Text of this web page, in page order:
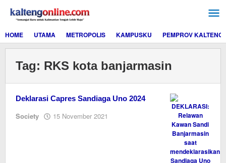
konten
HOME
UTAMA METROPOLIS KAMPUSKU PEMPROV KALTENG
Tag: RKS kota banjarmasin
Deklarasi Capres Sandiaga Uno 2024
Society 15 November 2021